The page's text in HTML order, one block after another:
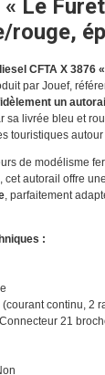
Le
rouge,
CFTA X 3876
par Jouef,
idèlement un
sa livrée bleu et
touristiques autour
de modélisme
cet autorail offre une
, parfaitement
:
continu, 2
21